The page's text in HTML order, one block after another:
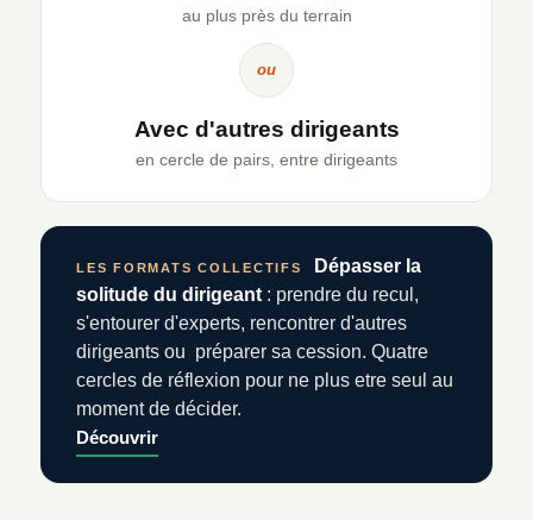
au plus près du terrain
ou
Avec d'autres dirigeants
en cercle de pairs, entre dirigeants
LES FORMATS COLLECTIFS
Dépasser la
solitude du dirigeant : prendre du recul,
s'entourer d'experts, rencontrer d'autres
dirigeants ou préparer sa cession. Quatre
cercles de réflexion pour ne plus etre seul au
moment de décider.
Découvrir